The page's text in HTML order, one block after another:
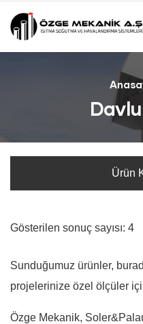
Ürün
Gösterilen sonuç sayısı: 4
Sunduğumuz ürünler,
projelerinize özel ölçüler
Özge Mekanik,